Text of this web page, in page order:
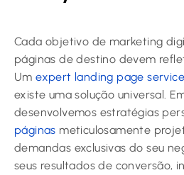
Cada objetivo de marketing
páginas de destino devem
Umexpert landing page service
existe uma solução universal.
desenvolvemos estratégias
páginas meticulosamente
demandas exclusivas do seu
seus resultados de conversão,